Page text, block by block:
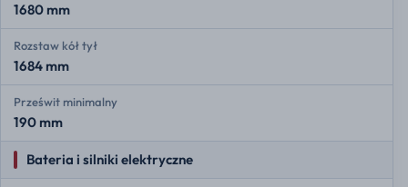
1680 mm
Rozstaw kół tył
1684 mm
Prześwit minimalny
190 mm
Bateria i silniki elektryczne